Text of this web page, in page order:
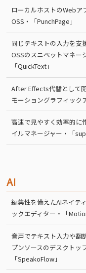
ローカルホストのWebア
OSS・「PunchPage」
同じテキストの入力を支
OSSのスニペットマネー
「QuickText」
After Effects代替として
モーショングラフィック
高速で見やすく効率的に
イルマネージャー・「
AI
編集性を備えたAIネイテ
ックエディター・「
音声でテキスト入力や翻
プンソースのデスクトッ
「SpeakoFlow」